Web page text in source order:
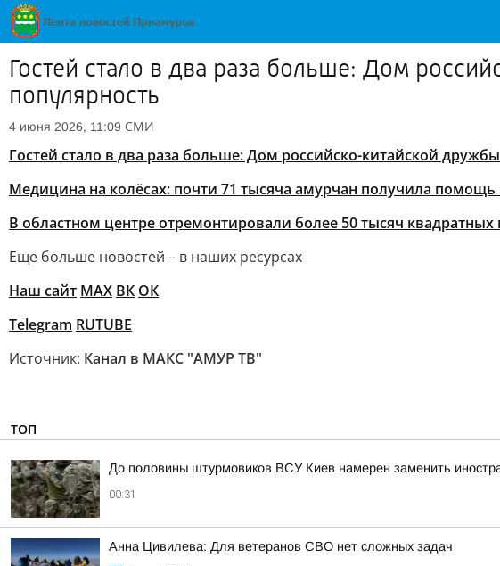
Гостей стало в два раза больше: Дом
популярность
4 июня 2026, 11:09 СМИ
Гостей стало в два раза больше: Дом российско-китайской
Медицина на колёсах: почти 71 тысяча амурчан получила
В областном центре отремонтировали более 50 тысяч квадратных
Еще больше новостей – в наших ресурсах
Наш сайт МАХ ВК ОК
Telegram RUTUBE
Источник: Канал в МАКС "АМУР ТВ"
ТОП
До половины штурмовиков ВСУ Киев намерен заменить
00:31
Анна Цивилева: Для ветеранов СВО нет сложных задач